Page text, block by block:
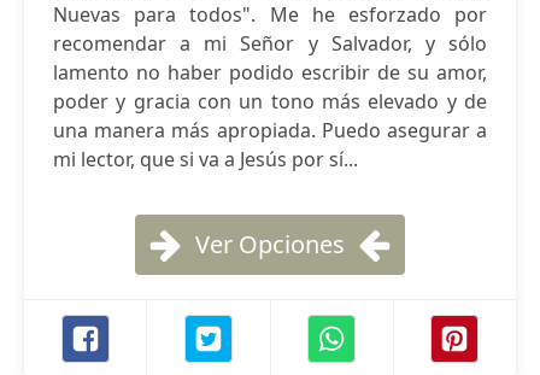
Nuevas para todos". Me he esforzado por
recomendar a mi Señor y Salvador, y sólo
lamento no haber podido escribir de su amor,
poder y gracia con un tono más elevado y de
una manera más apropiada. Puedo asegurar a
mi lector, que si va a Jesús por sí...
Ver Opciones